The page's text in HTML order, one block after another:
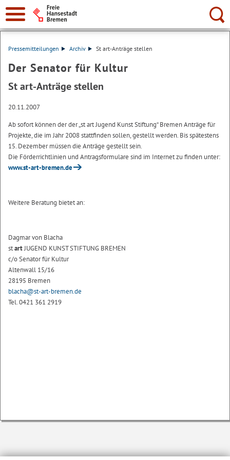
Suche:
Pressemitteilungen Archiv St art-Anträge stellen
Der Senator für Kultur
St art-Anträge stellen
20.11.2007
Ab sofort können der der „st art Jugend Kunst Stiftung“ Bremen Anträge für
Projekte, die im Jahr 2008 stattfinden sollen, gestellt werden. Bis spätestens
15. Dezember müssen die Anträge gestellt sein.
Die Förderrichtlinien und Antragsformulare sind im Internet zu finden unter:
www.st-art-bremen.de
Weitere Beratung bietet an:
Dagmar von Blacha
startJUGEND KUNST STIFTUNG BREMEN
c/o Senator für Kultur
Altenwall 15/16
28195 Bremen
blacha@st-art-bremen.de
Tel. 0421 361 2919